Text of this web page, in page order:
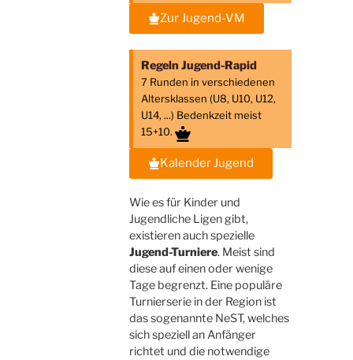
Zur Jugend-VM
Regeln Jugend-Rapid
7 Runden in verschiedenen
Altersklassen (U8, U10, U12,
U14, ...) Bedenkzeit meist
15+10.
Kalender Jugend
Wie es für Kinder und
Jugendliche Ligen gibt,
existieren auch spezielle
Jugend-Turniere. Meist sind
diese auf einen oder wenige
Tage begrenzt. Eine populäre
Turnierserie in der Region ist
das sogenannte NeST, welches
sich speziell an Anfänger
richtet und die notwendige